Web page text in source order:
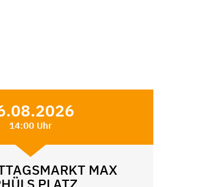
14:00 Uhr
MAX